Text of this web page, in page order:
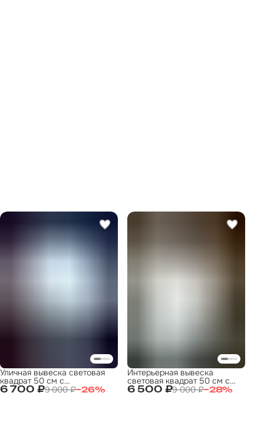
6 700 ₽9 000 ₽−26%
Уличная вывеска световая
квадрат 50 см с
индивидуальным дизайном | 6 500 ₽9 000 ₽−28%
Интерьерная вывеска
световая квадрат 50 см с
индивидуальным дизайном |